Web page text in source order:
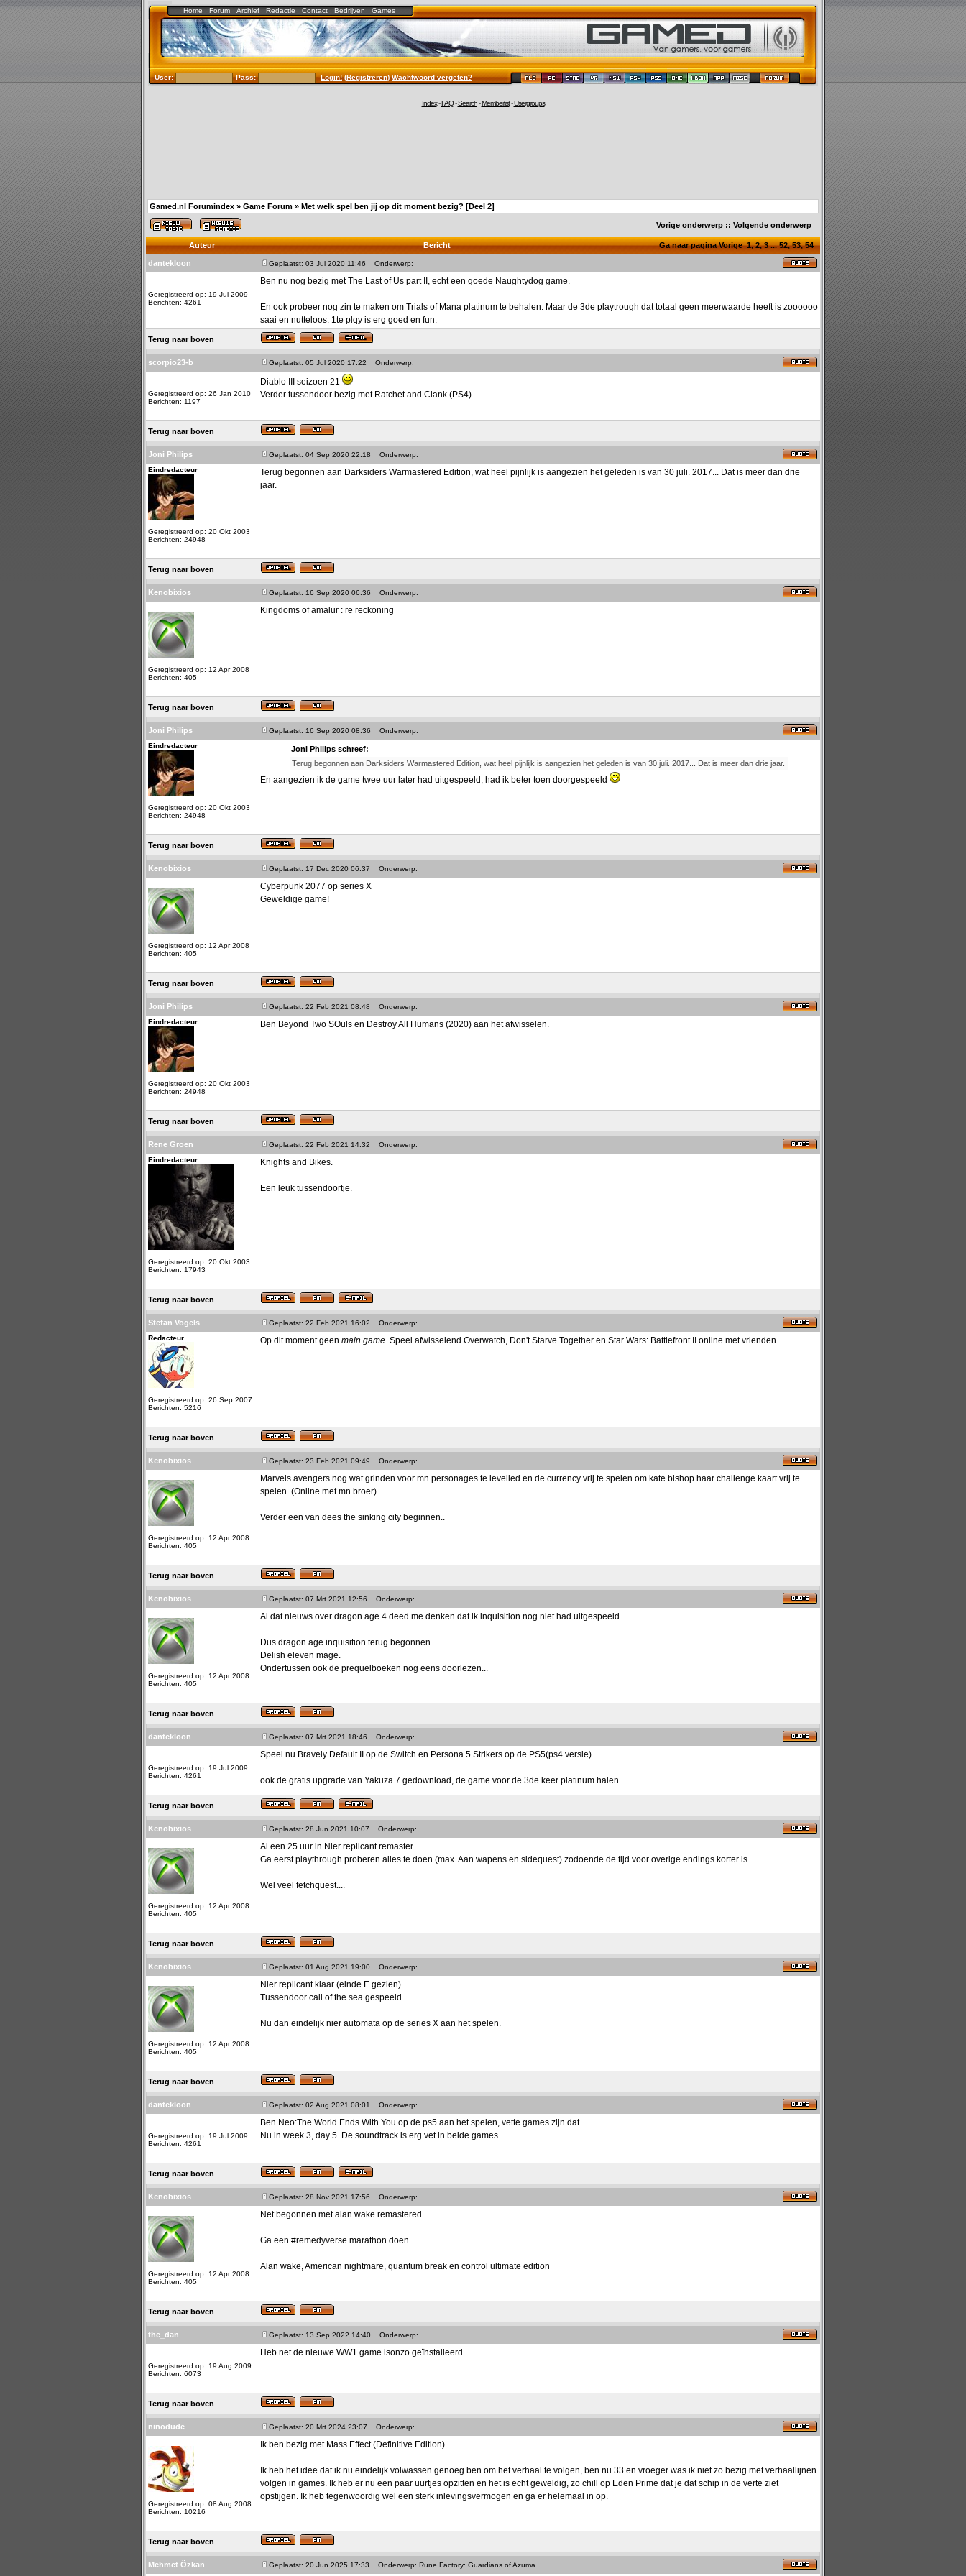
Home Forum Archief Redactie Contact Bedrijven Games
User: Pass: Login!(Registreren)Wachtwoord vergeten?
Index-FAQ-Search-Memberlist-Usergroups
Gamed.nl Forumindex » Game Forum » Met welk spel ben jij op dit moment bezig? [Deel 2]
Vorige onderwerp :: Volgende onderwerp
Auteur Bericht Ga naar paginaVorige 1,2,3...52,53,54
dantekloon Geplaatst: 03 Jul 2020 11:46 Onderwerp:
Geregistreerd op: 19 Jul 2009
Berichten: 4261
Ben nu nog bezig met The Last of Us part II, echt een goede Naughtydog game.
En ook probeer nog zin te maken om Trials of Mana platinum te behalen. Maar de 3de playtrough dat totaal geen meerwaarde heeft is zoooooo
saai en nutteloos. 1te plqy is erg goed en fun.
Terug naar boven
scorpio23-b Geplaatst: 05 Jul 2020 17:22 Onderwerp:
Geregistreerd op: 26 Jan 2010
Berichten: 1197
Diablo III seizoen 21
Verder tussendoor bezig met Ratchet and Clank (PS4)
Terug naar boven
Joni Philips Geplaatst: 04 Sep 2020 22:18
Onderwerp:
Eindredacteur
Geregistreerd op: 20 Okt 2003
Berichten: 24948
Terug begonnen aan Darksiders Warmastered Edition, wat heel pijnlijk is aangezien het geleden is van 30 juli. 2017... Dat is meer dan drie
jaar.
Terug naar boven
Kenobixios Geplaatst: 16 Sep 2020 06:36 Onderwerp:
Geregistreerd op: 12 Apr 2008
Berichten: 405
Kingdoms of amalur : re reckoning
Terug naar boven
Joni Philips Geplaatst: 16 Sep 2020 08:36
Onderwerp:
Eindredacteur
Geregistreerd op: 20 Okt 2003
Berichten: 24948
Joni Philips schreef:
Terug begonnen aan Darksiders Warmastered Edition, wat heel pijnlijk is aangezien het geleden is van 30 juli. 2017... Dat is meer dan drie jaar.
En aangezien ik de game twee uur later had uitgespeeld, had ik beter toen doorgespeeld
Terug naar boven
Kenobixios Geplaatst: 17 Dec 2020 06:37 Onderwerp:
Geregistreerd op: 12 Apr 2008
Berichten: 405
Cyberpunk 2077 op series X
Geweldige game!
Terug naar boven
Joni Philips Geplaatst: 22 Feb 2021 08:48
Onderwerp:
Eindredacteur
Geregistreerd op: 20 Okt 2003
Berichten: 24948
Ben Beyond Two SOuls en Destroy All Humans (2020) aan het afwisselen.
Terug naar boven
Rene Groen Geplaatst: 22 Feb 2021 14:32
Onderwerp:
Eindredacteur
Geregistreerd op: 20 Okt 2003
Berichten: 17943
Knights and Bikes.
Een leuk tussendoortje.
Terug naar boven
Stefan Vogels Geplaatst: 22 Feb 2021 16:02
Onderwerp:
Redacteur
Geregistreerd op: 26 Sep 2007
Berichten: 5216
Op dit moment geen main game. Speel afwisselend Overwatch, Don't Starve Together en Star Wars: Battlefront II online met vrienden.
Terug naar boven
Kenobixios Geplaatst: 23 Feb 2021 09:49 Onderwerp:
Geregistreerd op: 12 Apr 2008
Berichten: 405
Marvels avengers nog wat grinden voor mn personages te levelled en de currency vrij te spelen om kate bishop haar challenge kaart vrij te
spelen. (Online met mn broer)
Verder een van dees the sinking city beginnen..
Terug naar boven
Kenobixios Geplaatst: 07 Mrt 2021 12:56 Onderwerp:
Geregistreerd op: 12 Apr 2008
Berichten: 405
Al dat nieuws over dragon age 4 deed me denken dat ik inquisition nog niet had uitgespeeld.
Dus dragon age inquisition terug begonnen.
Delish eleven mage.
Ondertussen ook de prequelboeken nog eens doorlezen...
Terug naar boven
dantekloon Geplaatst: 07 Mrt 2021 18:46 Onderwerp:
Geregistreerd op: 19 Jul 2009
Berichten: 4261
Speel nu Bravely Default II op de Switch en Persona 5 Strikers op de PS5(ps4 versie).
ook de gratis upgrade van Yakuza 7 gedownload, de game voor de 3de keer platinum halen
Terug naar boven
Kenobixios Geplaatst: 28 Jun 2021 10:07 Onderwerp:
Geregistreerd op: 12 Apr 2008
Berichten: 405
Al een 25 uur in Nier replicant remaster.
Ga eerst playthrough proberen alles te doen (max. Aan wapens en sidequest) zodoende de tijd voor overige endings korter is...
Wel veel fetchquest....
Terug naar boven
Kenobixios Geplaatst: 01 Aug 2021 19:00 Onderwerp:
Geregistreerd op: 12 Apr 2008
Berichten: 405
Nier replicant klaar (einde E gezien)
Tussendoor call of the sea gespeeld.
Nu dan eindelijk nier automata op de series X aan het spelen.
Terug naar boven
dantekloon Geplaatst: 02 Aug 2021 08:01 Onderwerp:
Geregistreerd op: 19 Jul 2009
Berichten: 4261
Ben Neo:The World Ends With You op de ps5 aan het spelen, vette games zijn dat.
Nu in week 3, day 5. De soundtrack is erg vet in beide games.
Terug naar boven
Kenobixios Geplaatst: 28 Nov 2021 17:56 Onderwerp:
Geregistreerd op: 12 Apr 2008
Berichten: 405
Net begonnen met alan wake remastered.
Ga een #remedyverse marathon doen.
Alan wake, American nightmare, quantum break en control ultimate edition
Terug naar boven
the_dan Geplaatst: 13 Sep 2022 14:40 Onderwerp:
Geregistreerd op: 19 Aug 2009
Berichten: 6073
Heb net de nieuwe WW1 game isonzo geïnstalleerd
Terug naar boven
ninodude Geplaatst: 20 Mrt 2024 23:07 Onderwerp:
Geregistreerd op: 08 Aug 2008
Berichten: 10216
Ik ben bezig met Mass Effect (Definitive Edition)
Ik heb het idee dat ik nu eindelijk volwassen genoeg ben om het verhaal te volgen, ben nu 33 en vroeger was ik niet zo bezig met verhaallijnen
volgen in games. Ik heb er nu een paar uurtjes opzitten en het is echt geweldig, zo chill op Eden Prime dat je dat schip in de verte ziet
opstijgen. Ik heb tegenwoordig wel een sterk inlevingsvermogen en ga er helemaal in op.
Terug naar boven
Mehmet Özkan Geplaatst: 20 Jun 2025 17:33 Onderwerp: Rune Factory: Guardians of Azuma...